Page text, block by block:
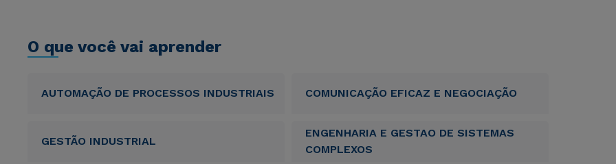
O que você vai aprender
AUTOMAÇÃO DE PROCESSOS INDUSTRIAIS COMUNICAÇÃO EFICAZ E NEGOCIAÇÃO
GESTÃO INDUSTRIAL
ENGENHARIA E GESTAO DE SISTEMAS
COMPLEXOS